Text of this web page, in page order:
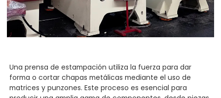
Una prensa de estampación utiliza la fuerza para dar
forma o cortar chapas metálicas mediante el uso de
matrices y punzones. Este proceso es esencial para